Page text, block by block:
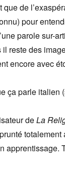
que de
pour
parole sur-
il reste des
encore avec
ça parle italien
deLa
apprentissage.